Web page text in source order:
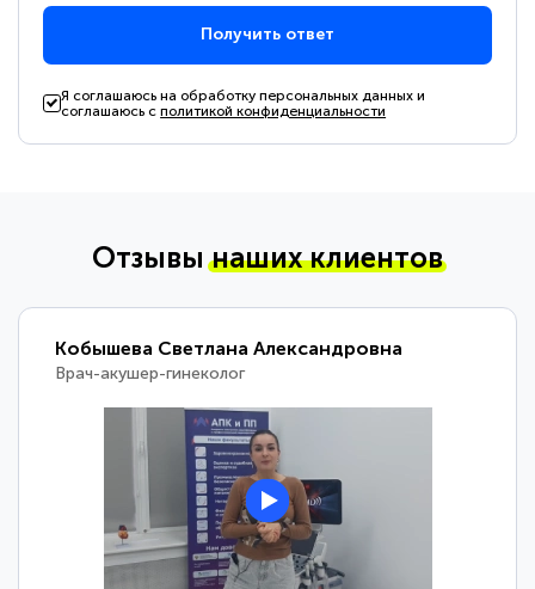
Получить ответ
Я соглашаюсь на обработку персональных данных и
соглашаюсь сполитикой конфиденциальности
Отзывынаших клиентов
Кобышева Светлана Александровна
Врач-акушер-гинеколог